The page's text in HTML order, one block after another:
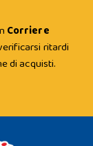
Corriere
ritardi
di acquisti.